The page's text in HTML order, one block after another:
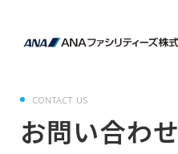
CONTACT US
お問い合わせ